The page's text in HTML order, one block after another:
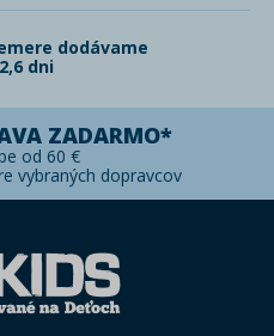
dodávame
dni
ZADARMO*
od 60 €
vybraných dopravcov